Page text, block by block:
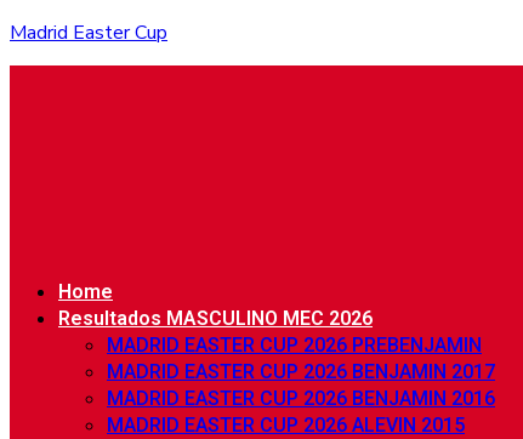
Madrid Easter Cup
Home
Resultados MASCULINO MEC 2026
MADRID EASTER CUP 2026 PREBENJAMIN
MADRID EASTER CUP 2026 BENJAMIN 2017
MADRID EASTER CUP 2026 BENJAMIN 2016
MADRID EASTER CUP 2026 ALEVIN 2015